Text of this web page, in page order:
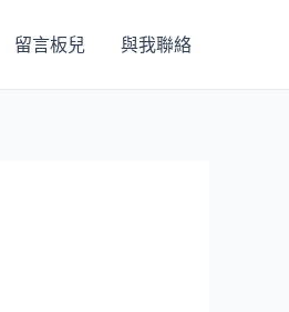
留言板兒 與我聯絡